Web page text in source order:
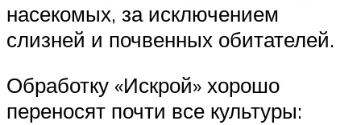
насекомых, за исключением
слизней и почвенных обитателей.
Обработку «Искрой» хорошо
переносят почти все культуры: